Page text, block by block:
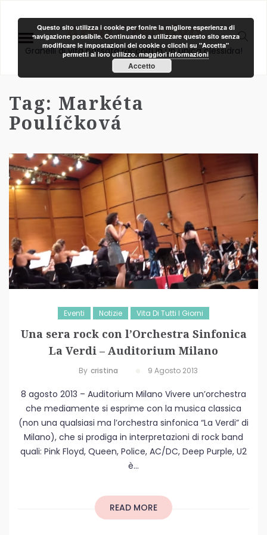
Area Creativa
Granelli di vita passata raccolti in un unica clessidra!
Tag: Markéta
Poulíčková
Eventi Notizie Vita Di Tutti I Giorni
Una sera rock con l’Orchestra Sinfonica
La Verdi – Auditorium Milano
By Cristina 9 Agosto 2013
8 agosto 2013 – Auditorium Milano Vivere un’orchestra
che mediamente si esprime con la musica classica
(non una qualsiasi ma l’orchestra sinfonica “La Verdi” di
Milano), che si prodiga in interpretazioni di rock band
quali: Pink Floyd, Queen, Police, AC/DC, Deep Purple, U2
è...
READ MORE
Questo sito utilizza i cookie per fonire la migliore esperienza di
navigazione possibile. Continuando a utilizzare questo sito senza
modificare le impostazioni dei cookie o clicchi su "Accetta"
permetti al loro utilizzo.maggiori informazioni
Accetto